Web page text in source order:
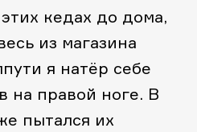
кедах до дома,
из магазина
я натёр себе
на правой ноге. В
пытался их